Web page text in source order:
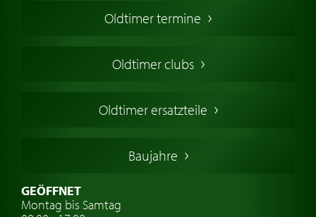
Oldtimers in Europa
Englische Oldtimer
Deutsche Oldtimer
Schwedische Oldtimer
Oldtimer mit h-kennzeichen
Auto Oldtimer Markt
Oldtimer termine
Oldtimer clubs
Oldtimer ersatzteile
Baujahre
GEÖFFNET
Montag bis Samtag